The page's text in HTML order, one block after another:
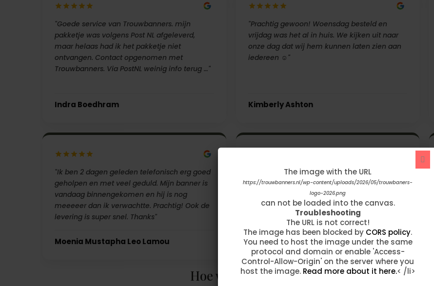
"Goede service van Trouwbanners. mijn
pakketje was volgens Post NL afgeleverd,
maar helaas had ik het pakketje niet
ontvangen. Contact opgenomen met
Trouwbanners. Via PostNL weinig info terug …"
Indra Boedhram
"Prachtig gewoon! Woensdag besteld en
vrijdag was het al in huis. We kijken uit naar
onze dag dat wij hem kunnen laten zien aan
iedereen ☺️"
Kimberly Ashton
"Ik ben 2 dagen geleden telefonisch erg goed
geholpen en met veel geduld. Mijn banner is
vandaag binnengekomen en hij is nog
meeeeer dan ik verwachtte. Prachtig! Ook de
levering is super snel. Thanks"
Moenia Mustapha Leo Lamou
"Afgelopen week hebben wij onze
trouwbanner ontvangen. Wat zijn we hier
onwijs blij mee...!!! Op voorhand hadden wij
per mail contact omdat we de banner wilde
aanpassen. …"
Fam Taelman
Hoe werkt de welkomstbord van
The image with the URL
https://trouwbanners.nl/wp-content/uploads/2020/05/simple-gold-
1.jpg
can not be loaded into the canvas.
Troubleshooting
The URL is not correct!
The image has been blocked by CORS policy.
You need to host the image under the same
protocol and domain or enable 'Access-
Control-Allow-Origin' on the server where you
host the image. Read more about it here.< /li>
The image with the URL
https://trouwbanners.nl/wp-content/uploads/2026/05/trouwbaners-
logo-2026.png
can not be loaded into the canvas.
Troubleshooting
The URL is not correct!
The image has been blocked by CORS policy.
You need to host the image under the same
protocol and domain or enable 'Access-
Control-Allow-Origin' on the server where you
host the image. Read more about it here.< /li>